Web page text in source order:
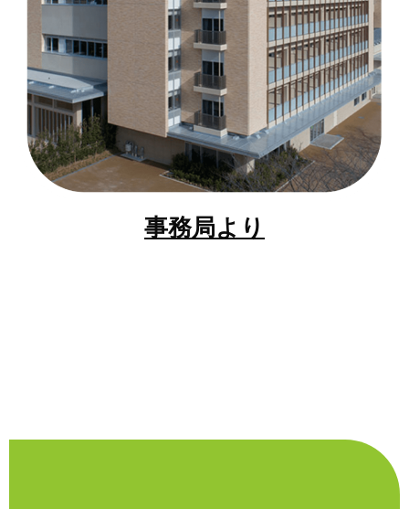
事務局より